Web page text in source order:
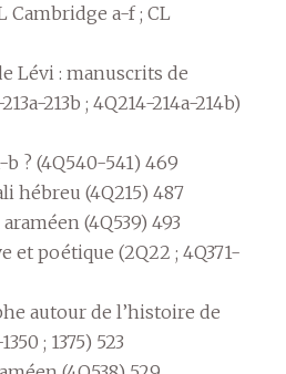
Cambridge a-f ; CL
Lévi : manuscrits de
213b ; 4Q214-214a-214b)
? (4Q540-541) 469
hébreu (4Q215) 487
(4Q539) 493
poétique (2Q22 ; 4Q371-
autour de l’histoire de
; 1375) 523